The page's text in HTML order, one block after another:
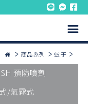
商品系列 蚊子
預防噴劑
/氣霧式